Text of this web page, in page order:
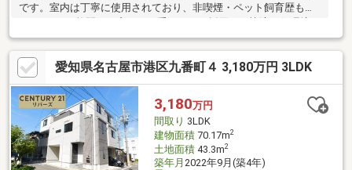
です。室内は丁寧に使用されており、非喫煙・ペット飼育歴もあ
配慮されています。徒歩5分圏内にはコンビニやドラッグストアが
あり、西友 熱田三番町店（徒歩約9分）、MEGAドン・キホーテ
UNY 東海通店（徒歩約11分）、ららぽーと名古屋みなとアクルス
（徒歩約15分）も利用可能。毎日のお買い物から休日のお出かけ
まで便利な住環境が魅力です。
愛知県名古屋市港区九番町４ 3,180万円 3LDK
3,180万円
間取り 3LDK
建物面積70.17m2
土地面積43.3m2
築年月 2022年9月(築4年)